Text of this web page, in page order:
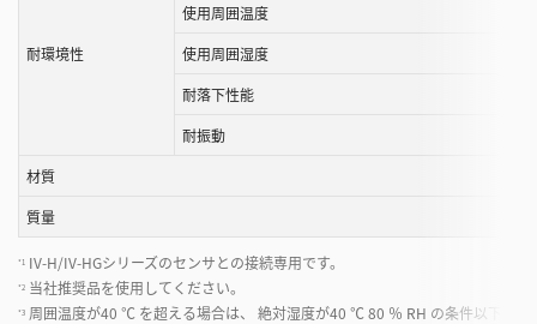
耐環境性
使用周囲温度
使用周囲湿度
耐落下性能
耐振動
材質
質量
*1 IV-H/IV-HGシリーズのセンサとの接続専用です。
*2 当社推奨品を使用してください。
*3 周囲温度が40 ℃ を超える場合は、 絶対湿度が40 ℃ 80 ％ RH の条件以下で使